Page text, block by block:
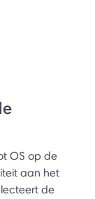
OS op de
aan het
de